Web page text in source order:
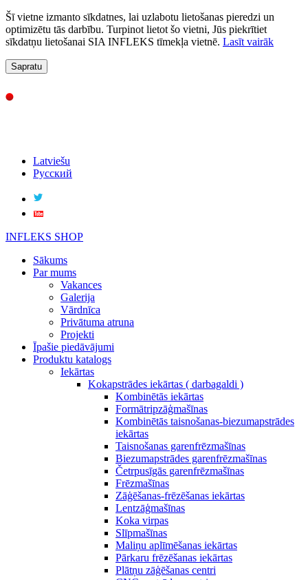
Šī vietne izmanto sīkdatnes, lai uzlabotu lietošanas pieredzi un
optimizētu tās darbību. Turpinot lietot šo vietni, Jūs piekrītiet
sīkdatņu lietošanai SIA INFLEKS tīmekļa vietnē. Lasīt vairāk
Sapratu
Latviešu
Русский
INFLEKS SHOP
Sākums
Par mums
Vakances
Galerija
Vārdnīca
Privātuma atruna
Projekti
Īpašie piedāvājumi
Produktu katalogs
Iekārtas
Kokapstrādes iekārtas ( darbagaldi )
Kombinētās iekārtas
Formātripzāģmašīnas
Kombinētās taisnošanas-biezumapstrādes
iekārtas
Taisnošanas garenfrēzmašīnas
Biezumapstrādes garenfrēzmašīnas
Četrpusīgās garenfrēzmašīnas
Frēzmašīnas
Zāģēšanas-frēzēšanas iekārtas
Lentzāģmašīnas
Koka virpas
Slīpmašīnas
Maliņu aplīmēšanas iekārtas
Pārkaru frēzēšanas iekārtas
Plātņu zāģēšanas centri